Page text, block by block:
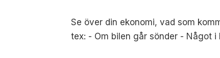
Se över din ekonomi, vad som
tex: - Om bilen går sönder - Något i